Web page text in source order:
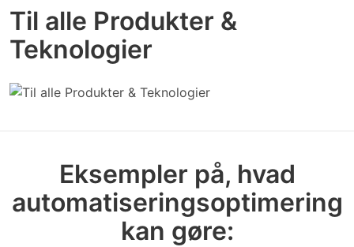
Til alle Produkter &
Teknologier
Eksempler på, hvad
automatiseringsoptimering
kan gøre: